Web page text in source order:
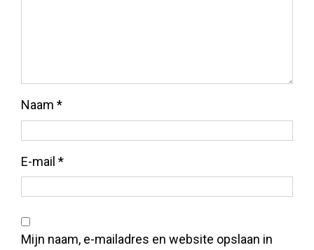
Naam *
E-mail *
Mijn naam, e-mailadres en website opslaan in